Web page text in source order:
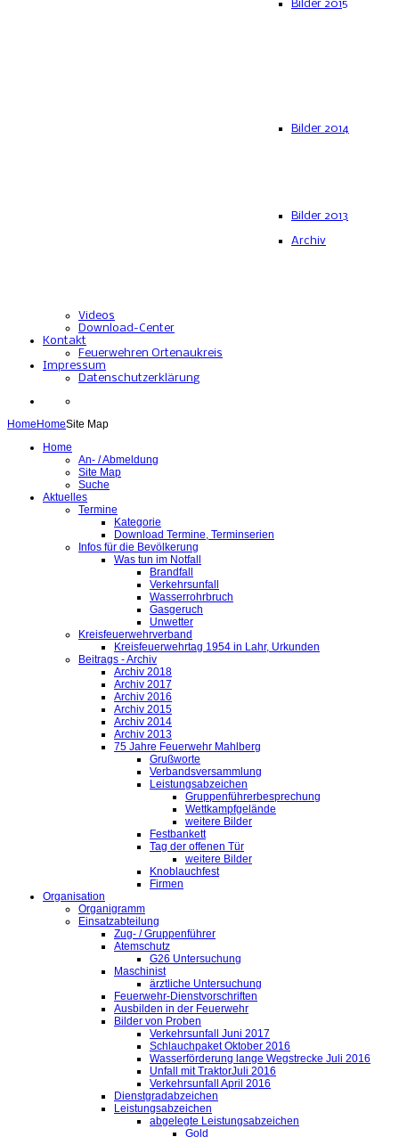
Bilder 2015
Bilder 2014
Bilder 2013
Archiv
Videos
Download-Center
Kontakt
Feuerwehren Ortenaukreis
Impressum
Datenschutzerklärung
Home HomeSite Map
Home
An- / Abmeldung
Site Map
Suche
Aktuelles
Termine
Kategorie
Download Termine, Terminserien
Infos für die Bevölkerung
Was tun im Notfall
Brandfall
Verkehrsunfall
Wasserrohrbruch
Gasgeruch
Unwetter
Kreisfeuerwehrverband
Kreisfeuerwehrtag 1954 in Lahr, Urkunden
Beitrags - Archiv
Archiv 2018
Archiv 2017
Archiv 2016
Archiv 2015
Archiv 2014
Archiv 2013
75 Jahre Feuerwehr Mahlberg
Grußworte
Verbandsversammlung
Leistungsabzeichen
Gruppenführerbesprechung
Wettkampfgelände
weitere Bilder
Festbankett
Tag der offenen Tür
weitere Bilder
Knoblauchfest
Firmen
Organisation
Organigramm
Einsatzabteilung
Zug- / Gruppenführer
Atemschutz
G26 Untersuchung
Maschinist
ärztliche Untersuchung
Feuerwehr-Dienstvorschriften
Ausbilden in der Feuerwehr
Bilder von Proben
Verkehrsunfall Juni 2017
Schlauchpaket Oktober 2016
Wasserförderung lange Wegstrecke Juli 2016
Unfall mit TraktorJuli 2016
Verkehrsunfall April 2016
Dienstgradabzeichen
Leistungsabzeichen
abgelegte Leistungsabzeichen
Gold